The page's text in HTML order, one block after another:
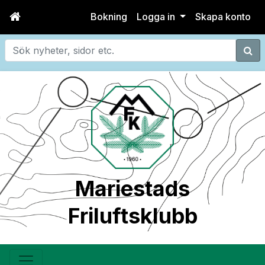
Bokning Logga in Skapa konto
Sök
Mariestads
Friluftsklubb